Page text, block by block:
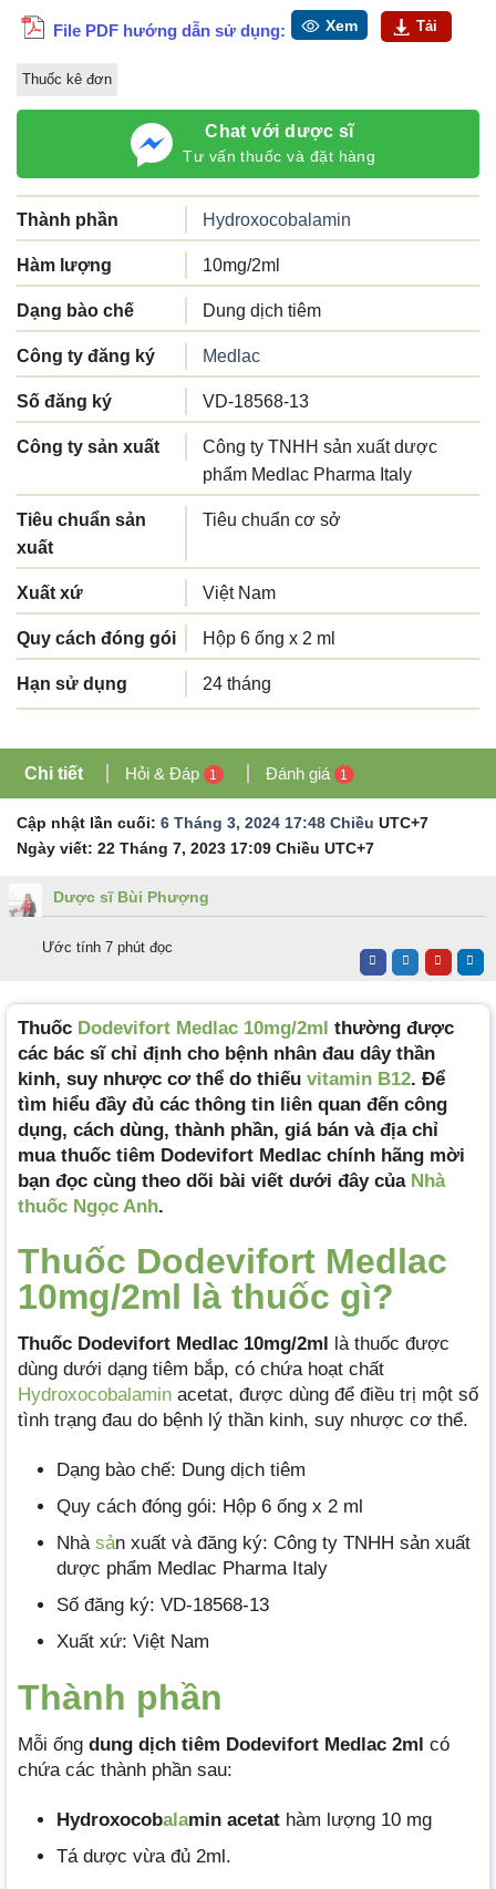
Chat với dược sĩ
Tư vấn thuốc và đặt hàng
File PDF hướng dẫn sử dụng: Xem Tải
Thuốc kê đơn
Thành phần Hydroxocobalamin
Hàm lượng 10mg/2ml
Dạng bào chế Dung dịch tiêm
Công ty đăng ký Medlac
Số đăng ký VD-18568-13
Công ty sản xuất
Công ty TNHH sản xuất dược
phẩm Medlac Pharma Italy
Tiêu chuẩn sản
xuất
Tiêu chuẩn cơ sở
Xuất xứ Việt Nam
Quy cách đóng gói Hộp 6 ống x 2 ml
Hạn sử dụng 24 tháng
Chi tiết Hỏi & Đáp 1 Đánh giá 1
Cập nhật lần cuối: 6 Tháng 3, 2024 17:48 Chiều UTC+7
Ngày viết: 22 Tháng 7, 2023 17:09 Chiều UTC+7
Dược sĩ Bùi Phượng
Ước tính 7 phút đọc
Thuốc Dodevifort Medlac 10mg/2ml thường được
các bác sĩ chỉ định cho bệnh nhân đau dây thần
kinh, suy nhược cơ thể do thiếu vitamin B12. Để
tìm hiểu đầy đủ các thông tin liên quan đến công
dụng, cách dùng, thành phần, giá bán và địa chỉ
mua thuốc tiêm Dodevifort Medlac chính hãng mời
bạn đọc cùng theo dõi bài viết dưới đây của Nhà
thuốc Ngọc Anh.
Thuốc Dodevifort Medlac
10mg/2ml là thuốc gì?
Thuốc Dodevifort Medlac 10mg/2ml là thuốc được
dùng dưới dạng tiêm bắp, có chứa hoạt chất
Hydroxocobalamin acetat, được dùng để điều trị một số
tình trạng đau do bệnh lý thần kinh, suy nhược cơ thể.
Dạng bào chế: Dung dịch tiêm
Quy cách đóng gói: Hộp 6 ống x 2 ml
Nhà sản xuất và đăng ký: Công ty TNHH sản xuất
dược phẩm Medlac Pharma Italy
Số đăng ký: VD-18568-13
Xuất xứ: Việt Nam
Thành phần
Mỗi ống dung dịch tiêm Dodevifort Medlac 2ml có
chứa các thành phần sau:
Hydroxocobalamin acetat hàm lượng 10 mg
Tá dược vừa đủ 2ml.